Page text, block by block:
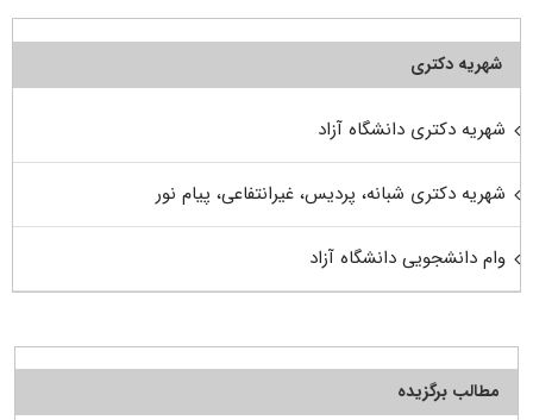
شهریه دکتری
شهریه دکتری دانشگاه آزاد
شهریه دکتری شبانه، پردیس، غیرانتفاعی، پیام نور
وام دانشجویی دانشگاه آزاد
مطالب برگزیده